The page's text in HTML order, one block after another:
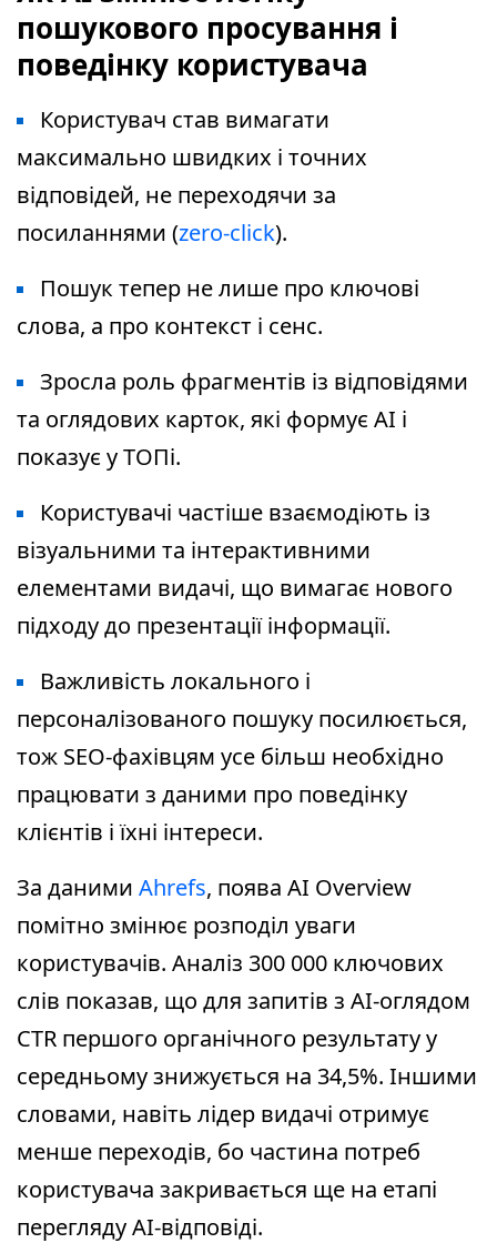
пошукового просування і
поведінку користувача
Користувач став вимагати
максимально швидких і точних
відповідей, не переходячи за
посиланнями (zero-click).
Пошук тепер не лише про ключові
слова, а про контекст і сенс.
Зросла роль фрагментів із відповідями
та оглядових карток, які формує AI і
показує у ТОПі.
Користувачі частіше взаємодіють із
візуальними та інтерактивними
елементами видачі, що вимагає нового
підходу до презентації інформації.
Важливість локального і
персоналізованого пошуку посилюється,
тож SEO-фахівцям усе більш необхідно
працювати з даними про поведінку
клієнтів і їхні інтереси.
За даними Ahrefs, появa AI Overview
помітно змінює розподіл уваги
користувачів. Аналіз 300 000 ключових
слів показав, що для запитів з AI-оглядом
CTR першого органічного результату у
середньому знижується на 34,5%. Іншими
словами, навіть лідер видачі отримує
менше переходів, бо частина потреб
користувача закривається ще на етапі
перегляду AI-відповіді.